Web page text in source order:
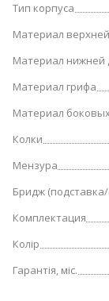
Тип корпуса
Материал
Материал нижней
Материал грифа
Материал
Колки
Мензура
Бридж
Комплектация
Колір
Гарантія, міс.